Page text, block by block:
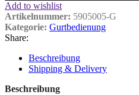
Add to wishlist
Artikelnummer: 5905005-G
Kategorie: Gurtbedienung
Share:
Beschreibung
Shipping & Delivery
Beschreibung